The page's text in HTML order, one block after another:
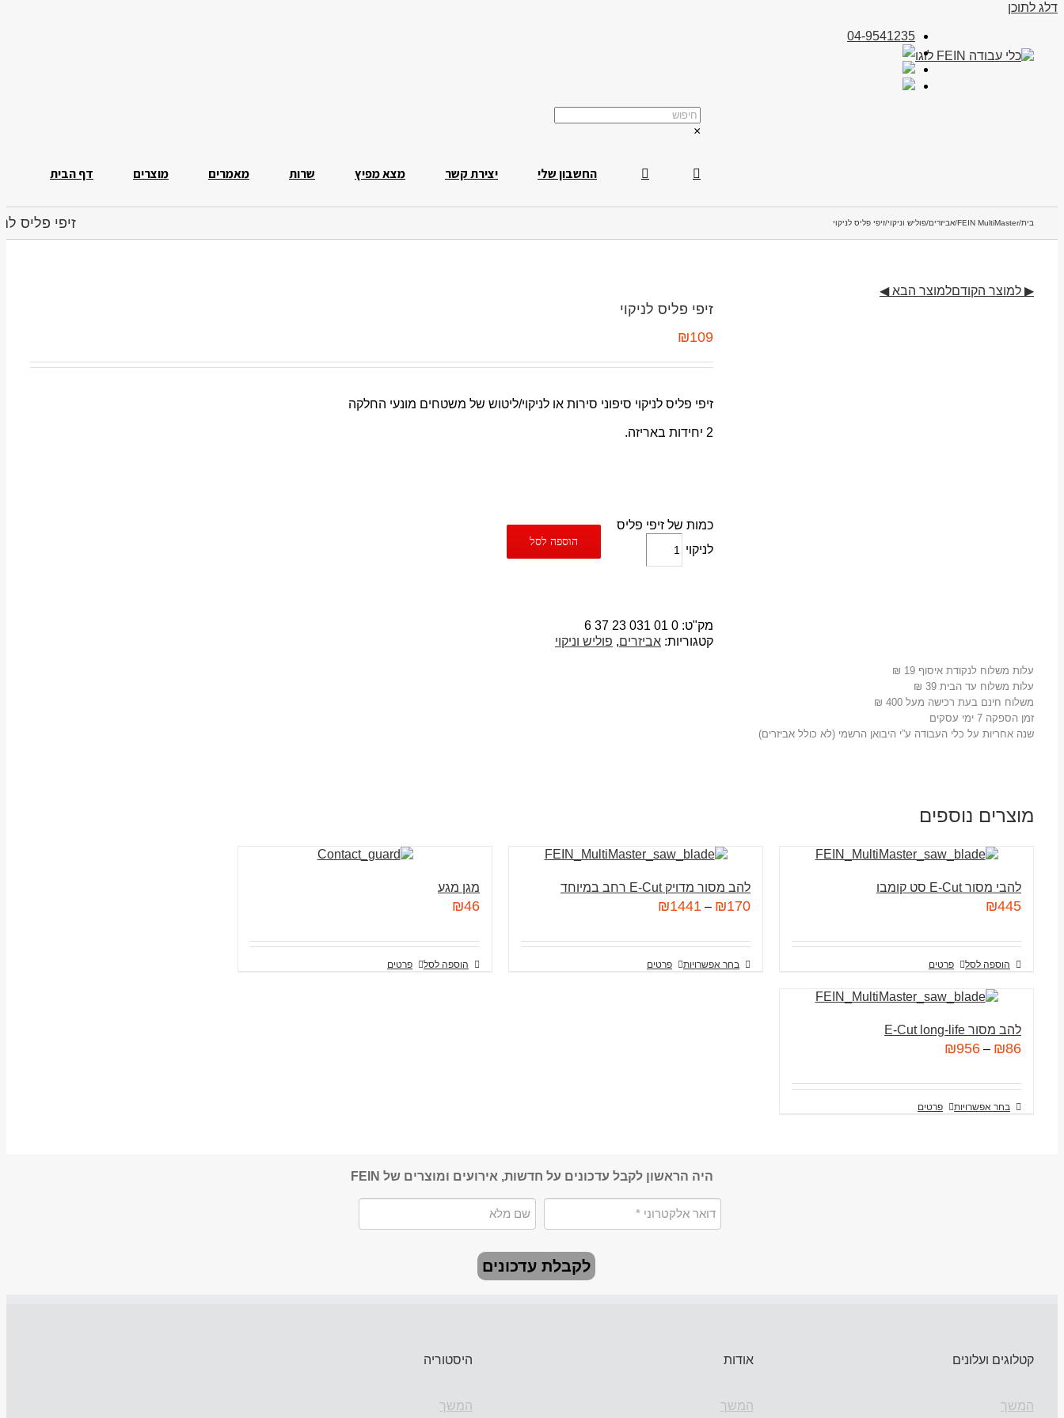
דלג לתוכן
04-9541235
×
דף הבית מוצרים מאמרים שרות מצא מפיץ יצירת קשר החשבון שלי
זיפי פליס בית/
FEIN MultiMaster
/אביזרים/פוליש וניקוי/זיפי פליס לניקוי
▶ למוצר הקודםלמוצר הבא ◀
זיפי פליס לניקוי
₪109
זיפי פליס לניקוי סיפוני סירות או לניקוי/ליטוש של משטחים מונעי החלקה
2 יחידות באריזה.
כמות של זיפי פליס
לניקוי
הוספה לסל
מק"ט: 0 01 031 23 37 6
קטגוריות: אביזרים, פוליש וניקוי
עלות משלוח לנקודת איסוף 19 ₪
עלות משלוח עד הבית 39 ₪
משלוח חינם בעת רכישה מעל 400 ₪
זמן הספקה 7 ימי עסקים
שנה אחריות על כלי העבודה ע”י היבואן הרשמי (לא כולל אביזרים)
מוצרים נוספים
להבי מסור E-Cut סט קומבו
₪445
הוספה לסל פרטים
להב מסור מדויק E-Cut רחב במיוחד
₪170
–
₪1441
בחר אפשרויות פרטים
מגן מגע
₪46
הוספה לסל פרטים
להב מסור E-Cut long-life
₪86
–
₪956
בחר אפשרויות פרטים
היה הראשון לקבל עדכונים על חדשות, אירועים ומוצרים של FEIN
לקבלת עדכונים
קטלוגים ועלונים
המשך
אודות
המשך
היסטוריה
המשך